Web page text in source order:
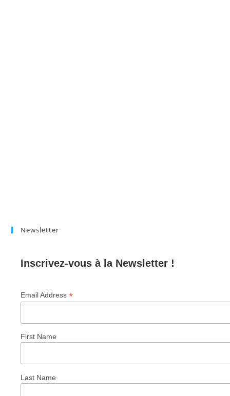
Newsletter
Inscrivez-vous à la Newsletter !
Email Address*
First Name
Last Name